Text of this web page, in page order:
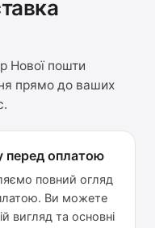
Нової пошти
прямо до ваших
перед оплатою
повний огляд
Ви можете
вигляд та основні